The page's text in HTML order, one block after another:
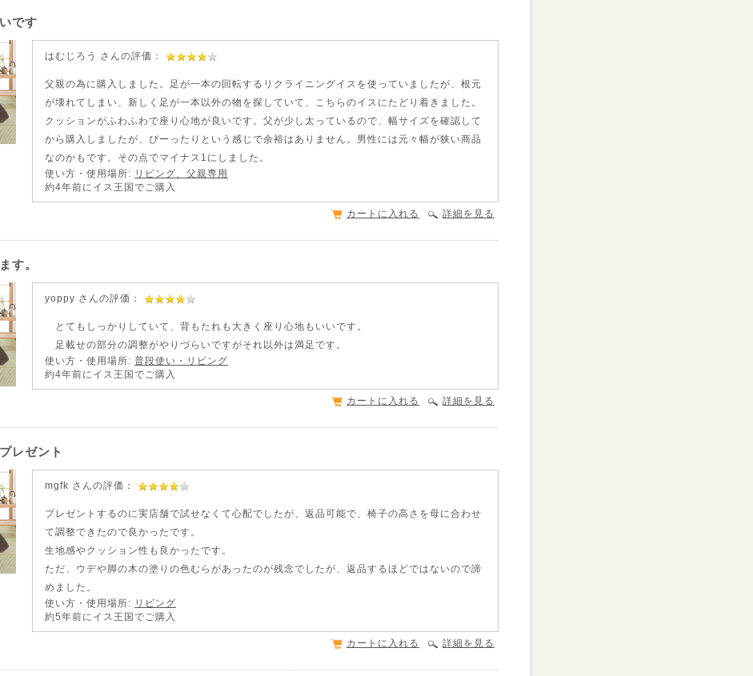
です
はむじろう さんの評価：
父親の為に購入しました。足が一本の回転するリクライニングイスを使っていましたが、根元
が壊れてしまい、新しく足が一本以外の物を探していて、こちらのイスにたどり着きました。
クッションがふわふわで座り心地が良いです。父が少し太っているので、幅サイズを確認して
から購入しましたが、ぴーったりという感じで余裕はありません。男性には元々幅が狭い商品
なのかもです。その点でマイナス1にしました。
使い方・使用場所:
リビング、父親専用
約4年前にイス王国でご購入
詳細を見る
カートに入れる
す。
yoppy さんの評価：
とてもしっかりしていて、背もたれも大きく座り心地もいいです。
足載せの部分の調整がやりづらいですがそれ以外は満足です。
使い方・使用場所: 普段使い・リビング
約4年前にイス王国でご購入
詳細を見る
カートに入れる
レゼント
mgfk さんの評価：
プレゼントするのに実店舗で試せなくて心配でしたが、返品可能で、椅子の高さを母に合わせ
て調整できたので良かったです。
生地感やクッション性も良かったです。
ただ、ウデや脚の木の塗りの色むらがあったのが残念でしたが、返品するほどではないので諦
めました。
使い方・使用場所:
リビング
約5年前にイス王国でご購入
詳細を見る
カートに入れる